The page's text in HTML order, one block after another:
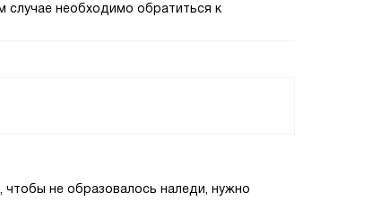
случае необходимо обратиться к
не образовалось наледи, нужно